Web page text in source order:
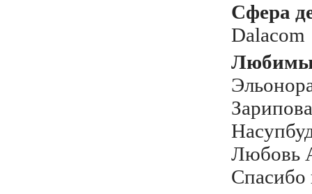
Сфера
Dalacom
Любовь
Спасибо